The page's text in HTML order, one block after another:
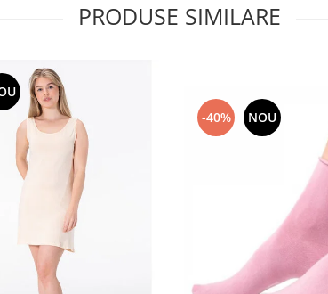
PRODUSE SIMILARE
-40% NOU